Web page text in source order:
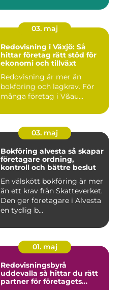
03. maj
Redovisning i Växjö: Så
hittar företag rätt stöd för
ekonomi och tillväxt
Redovisning är mer än
bokföring och lagkrav. För
många företag i V&au...
03. maj
Bokföring alvesta så skapar
företagare ordning,
kontroll och bättre beslut
En välskött bokföring är mer
än ett krav från Skatteverket.
Den ger företagare i Alvesta
en tydlig b...
01. maj
Redovisningsbyrå
uddevalla så hittar du rätt
partner för företagets